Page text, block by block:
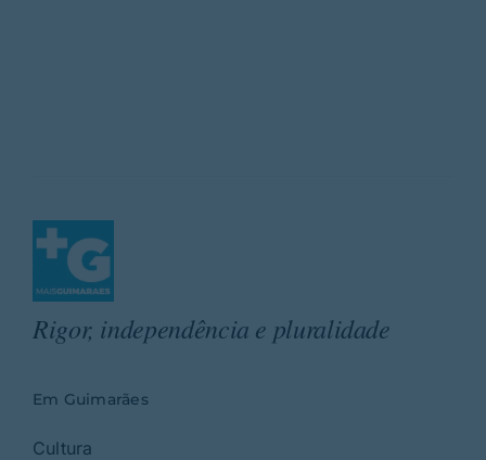
Rigor, independência e pluralidade
Em Guimarães
Cultura